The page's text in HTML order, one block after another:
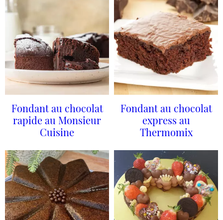
Fondant au chocolat
rapide au Monsieur
Cuisine
Fondant au chocolat
express au
Thermomix